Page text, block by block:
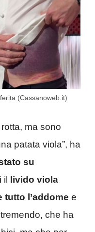
(Cassanoweb.it)
ma sono
patata viola”, ha
su
livido viola
l’addome e
che ha